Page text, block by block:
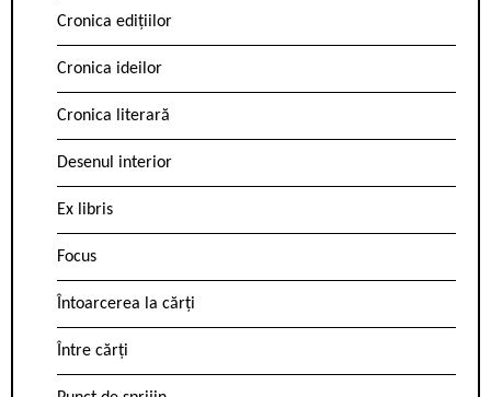
Cronica edițiilor
Cronica ideilor
Cronica literară
Desenul interior
Ex libris
Focus
Întoarcerea la cărți
Între cărți